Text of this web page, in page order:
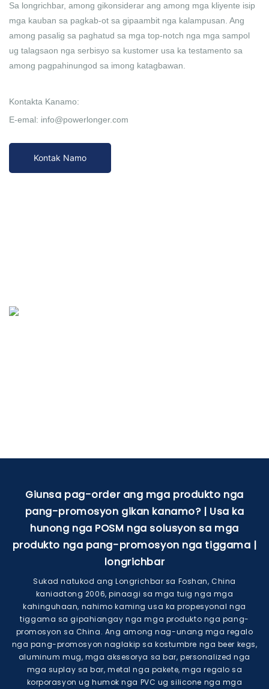
Sa longrichbar, among gikonsiderar ang among mga kliyente isip
mga kauban sa pagkab-ot sa gipaambit nga kalampusan. Ang
among pasalig sa paghatud sa mga top-notch nga mga sampol
ug talagsaon nga serbisyo sa kustomer usa ka testamento sa
among pagpahinungod sa imong katagbawan.
Kontakta Kanamo:
E-emal: info@powerlonger.com
Kontak Namo
Giunsa pag-order ang mga produkto nga
pang-promosyon gikan kanamo? | Usa ka
hunong nga POSM nga solusyon sa mga
produkto nga pang-promosyon nga tiggama |
longrichbar
Sukad natukod ang Longrichbar sa Foshan, China
kaniadtong 2006, pinaagi sa mga tuig nga mga
kahinguhaan, nahimo kaming usa ka propesyonal nga
tiggama sa gipahiangay nga mga produkto nga pang-
promosyon sa China. Ang among nag-unang mga regalo
nga pang-promosyon naglakip sa kostumbre nga beer kegs,
aluminum mug, mga aksesorya sa bar, personalized nga
mga suplay sa bar, metal nga pakete, mga regalo sa
korporasyon ug humok nga PVC ug silicone nga mga